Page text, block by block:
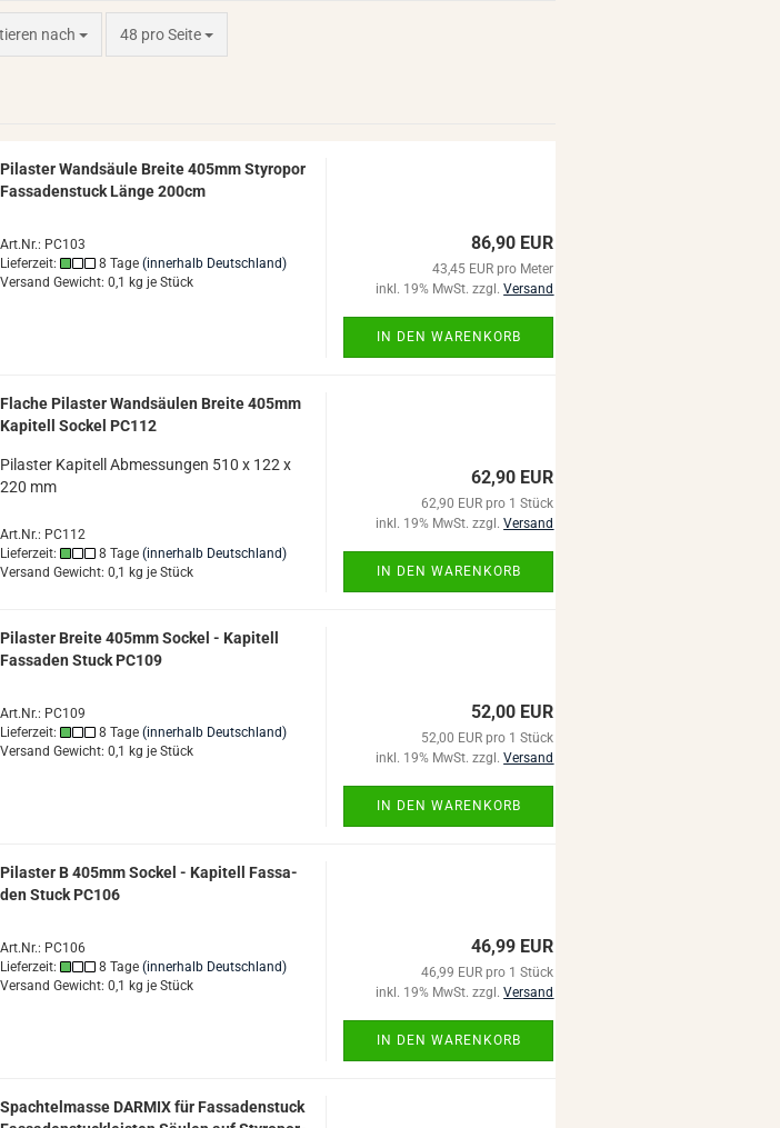
nach
nach 48 pro Seite
pro Seite
Pi­las­ter Wand­säu­le Brei­te 405mm Sty­ro­por
Fas­sa­den­stuck Länge 200cm
Art.Nr.: PC103
Lieferzeit:
8 Tage (innerhalb Deutschland)
Versand Gewicht:0,1 kg je Stück
86,90 EUR
43,45 EUR pro Meter
inkl. 19% MwSt. zzgl.Versand
IN DEN WARENKORB
Fla­che Pi­las­ter Wand­säu­len Brei­te 405mm
Ka­pi­tell So­ckel PC112
Pi­las­ter Ka­pi­tell Ab­mes­sun­gen 510 x 122 x
220 mm
Art.Nr.: PC112
Lieferzeit:
8 Tage (innerhalb Deutschland)
Versand Gewicht:0,1 kg je Stück
62,90 EUR
62,90 EUR pro 1 Stück
inkl. 19% MwSt. zzgl.Versand
IN DEN WARENKORB
Pi­las­ter Brei­te 405mm So­ckel - Ka­pi­tell
Fas­sa­den Stuck PC109
Art.Nr.: PC109
Lieferzeit:
8 Tage (innerhalb Deutschland)
Versand Gewicht:0,1 kg je Stück
52,00 EUR
52,00 EUR pro 1 Stück
inkl. 19% MwSt. zzgl.Versand
IN DEN WARENKORB
Pi­las­ter B 405mm So­ckel - Ka­pi­tell Fas­sa­
den Stuck PC106
Art.Nr.: PC106
Lieferzeit:
8 Tage (innerhalb Deutschland)
Versand Gewicht:0,1 kg je Stück
46,99 EUR
46,99 EUR pro 1 Stück
inkl. 19% MwSt. zzgl.Versand
IN DEN WARENKORB
Spach­tel­mas­se DARMIX für Fas­sa­den­stuck